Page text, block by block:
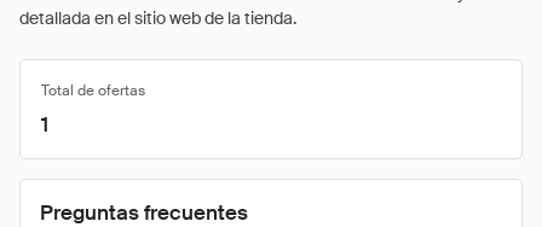
detallada en el sitio web de la tienda.
Total de ofertas
1
Preguntas frecuentes